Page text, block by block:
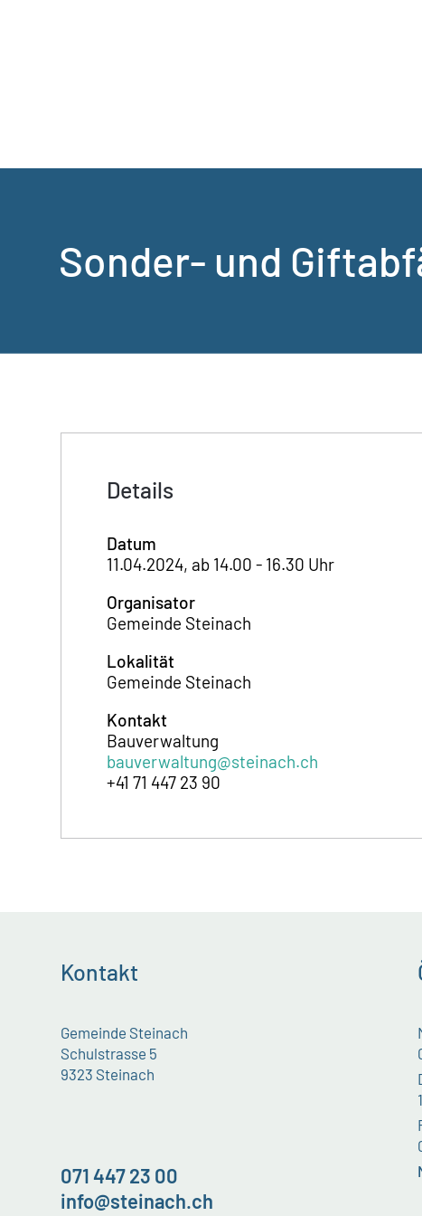
Sonder- und
Details
Datum
11.04.2024, ab 14.00 - 16.30 Uhr
Organisator
Gemeinde Steinach
Lokalität
Gemeinde Steinach
Kontakt
Bauverwaltung
bauverwaltung@steinach.ch
+41 71 447 23 90
Kontakt
Gemeinde Steinach
Schulstrasse 5
9323 Steinach
071 447 23 00
info@steinach.ch